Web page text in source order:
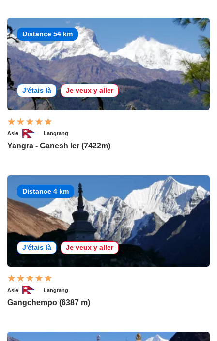
Distance 54 km
J'étais là Je veux y aller
Asie Langtang
Yangra - Ganesh Ier (7422m)
Distance 4 km
J'étais là Je veux y aller
Asie Langtang
Gangchempo (6387 m)